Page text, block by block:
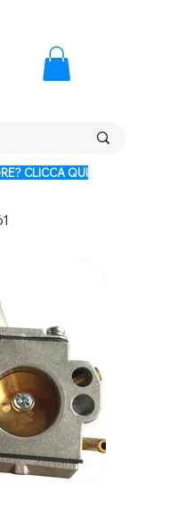
CLICCA QUI